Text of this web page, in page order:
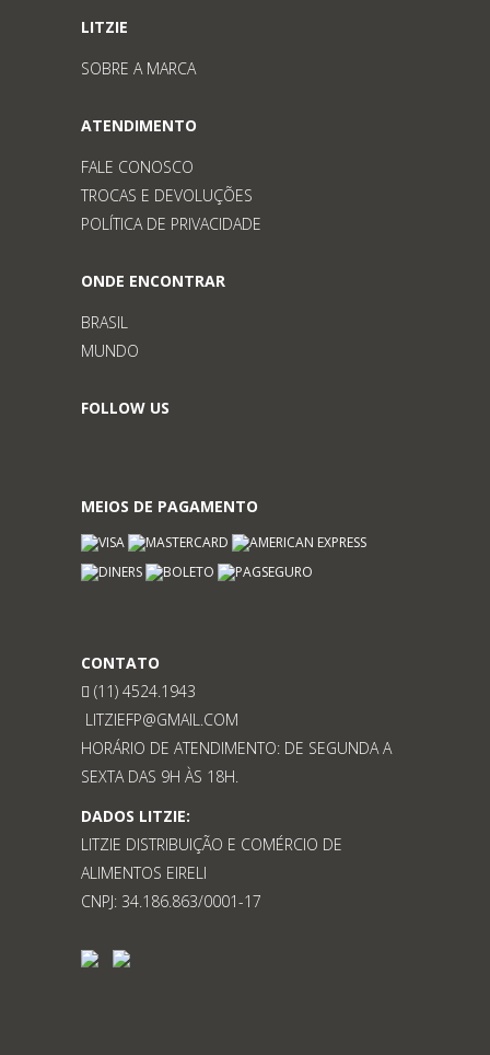
LITZIE
SOBRE A MARCA
ATENDIMENTO
FALE CONOSCO
TROCAS E DEVOLUÇÕES
POLÍTICA DE PRIVACIDADE
ONDE ENCONTRAR
BRASIL
MUNDO
FOLLOW US
MEIOS DE PAGAMENTO
CONTATO
(11) 4524.1943
LITZIEFP@GMAIL.COM
HORÁRIO DE ATENDIMENTO: DE SEGUNDA A
SEXTA DAS 9H ÀS 18H.
DADOS LITZIE:
LITZIE DISTRIBUIÇÃO E COMÉRCIO DE
ALIMENTOS EIRELI
CNPJ: 34.186.863/0001-17